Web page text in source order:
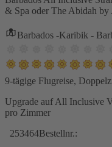
& Spa oder The Abidah by
Barbados -Karibik -
9-tägige Flugreise,
Upgrade auf All Inclusive
pro Zimmer
253464Bestellnr.: